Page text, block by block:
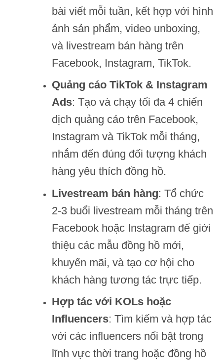
bài viết mỗi tuần, kết hợp với hình
ảnh sản phẩm, video unboxing,
và livestream bán hàng trên
Facebook, Instagram, TikTok.
Quảng cáo TikTok & Instagram
Ads: Tạo và chạy tối đa 4 chiến
dịch quảng cáo trên Facebook,
Instagram và TikTok mỗi tháng,
nhắm đến đúng đối tượng khách
hàng yêu thích đồng hồ.
Livestream bán hàng: Tổ chức
2-3 buổi livestream mỗi tháng trên
Facebook hoặc Instagram để giới
thiệu các mẫu đồng hồ mới,
khuyến mãi, và tạo cơ hội cho
khách hàng tương tác trực tiếp.
Hợp tác với KOLs hoặc
Influencers: Tìm kiếm và hợp tác
với các influencers nổi bật trong
lĩnh vực thời trang hoặc đồng hồ